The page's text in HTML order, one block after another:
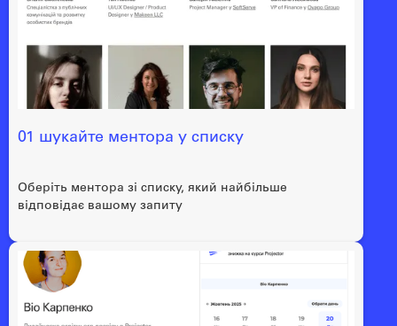
01 шукайте ментора у списку
Оберіть ментора зі списку, який найбільше
відповідає вашому запиту